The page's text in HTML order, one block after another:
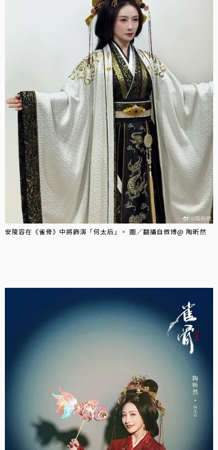
安陵容在《雀骨》中將飾演「何太后」。 圖／翻攝自微博@ 陶昕然